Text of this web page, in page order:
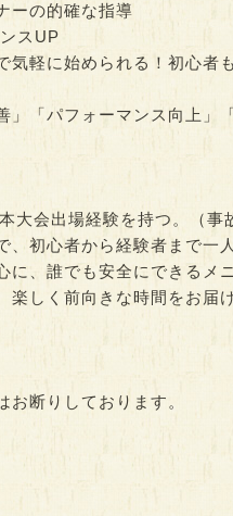
ーの的確な指導
スUP
気軽に始められる！初心者
」「パフォーマンス向上」
大会出場経験を持つ。（事
、初心者から経験者まで一
、誰でも安全にできるメ
しく前向きな時間をお届
断りしております。